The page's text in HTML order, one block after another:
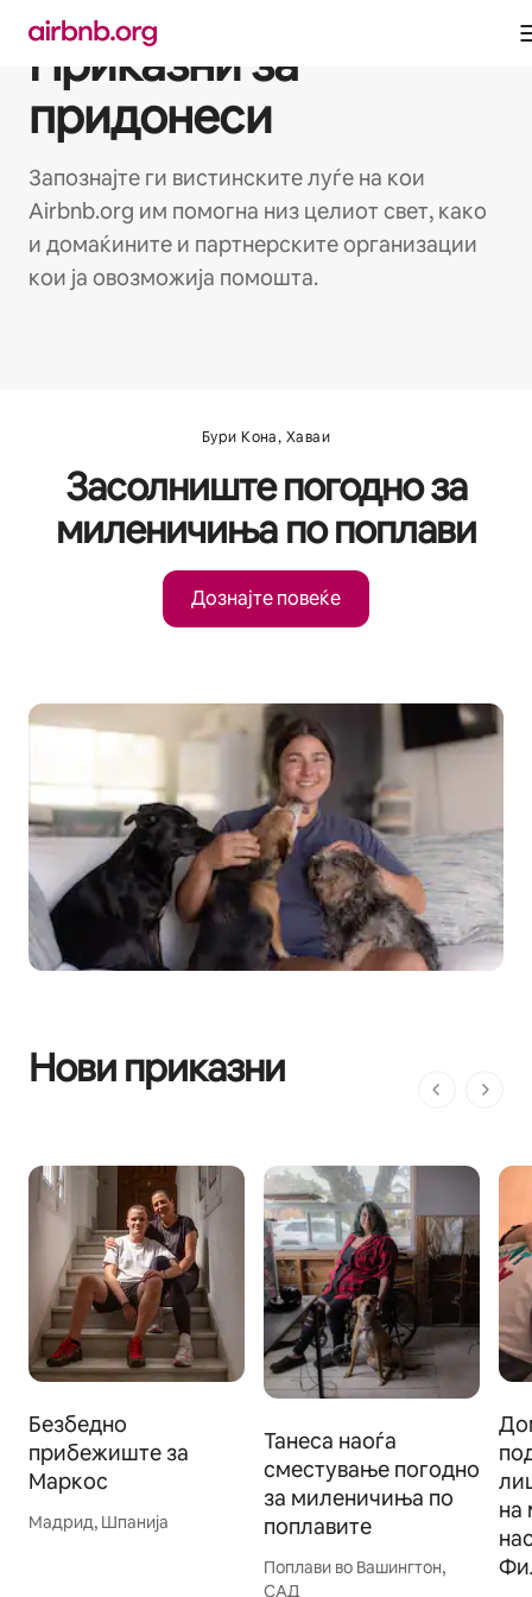
Приказни за
придонеси
Запознајте ги вистинските луѓе на кои
Airbnb.org им помогна низ целиот свет, како
и домаќините и партнерските организации
кои ја овозможија помошта.
Бури Кона, Хаваи
Засолниште погодно за
миленичиња по поплави
Дознајте повеќе
Нови приказни
1 од 1
Безбедно
прибежиште за
Маркос
Мадрид, Шпанија
Танеса наоѓа
сместување погодно
за миленичиња по
поплавите
Поплави во Вашингтон,
САД
на